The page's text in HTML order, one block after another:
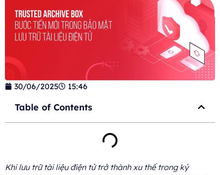
30/06/2025 15:46
Table of Contents
Khi lưu trữ tài liệu điện tử trở thành xu thế trong kỷ